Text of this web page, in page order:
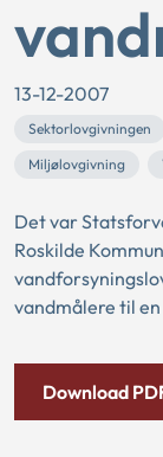
13-12-2007
Sektorlovgivningen
Miljølovgivning
Det var
Roskilde
vandmålere til
Download